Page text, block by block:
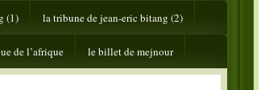
(1) la tribune de jean-eric bitang (2)
de l’afrique le billet de mejnour